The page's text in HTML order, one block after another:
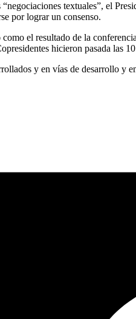
textuales”, el
por lograr un consenso.
el resultado de la
hicieron pasada las
y en vías de desarrollo